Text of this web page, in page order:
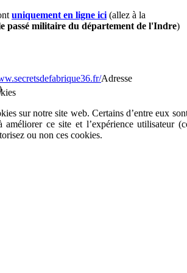
uniquement en ligne ici (allez à la
passé militaire du département de l'Indre)
Adresse
sur notre site web. Certains d’entre eux
améliorer ce site et l’expérience utilisateur
ou non ces cookies.